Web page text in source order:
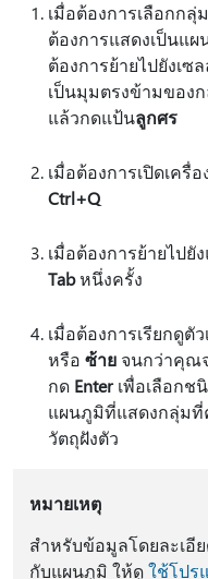
เมื่อต้องการเลือกก
ต้องการแสดงเป็นแ
ต้องการย้ายไปยังเ
เป็นมุมตรงข้ามของ
แล้วกดแป้นลูกศร
เมื่อต้องการเปิดเครื่
Ctrl+Q
เมื่อต้องการย้ายไปยั
Tabหนึ่งครั้ง
เมื่อต้องการเรียกดู
หรือ ซ้าย จนกว่าคุณ
กด Enterเพื่อเลือกช
แผนภูมิที่แสดงกลุ่มที่
วัตถุฝังตัว
หมายเหตุ
สําหรับข้อมูลโดยละเอี
กับแผนภูมิ ให้ดูใช้โปร